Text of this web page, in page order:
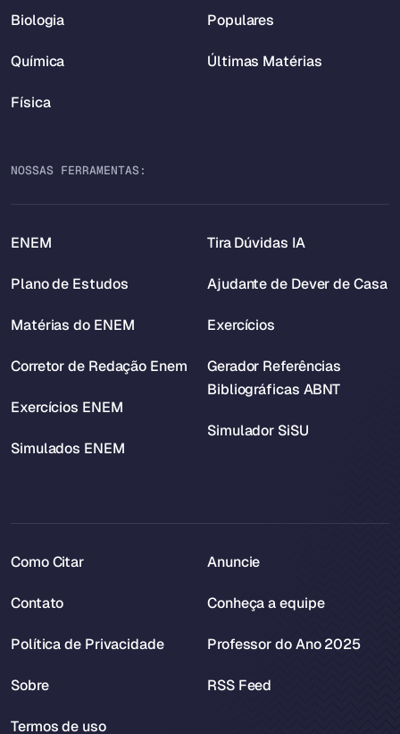
Biologia
Química
Física
Populares
Últimas Matérias
NOSSAS FERRAMENTAS:
ENEM
Plano de Estudos
Matérias do ENEM
Corretor de Redação Enem
Exercícios ENEM
Simulados ENEM
Tira Dúvidas IA
Ajudante de Dever de Casa
Exercícios
Gerador Referências
Bibliográficas ABNT
Simulador SiSU
Como Citar
Contato
Política de Privacidade
Sobre
Termos de uso
Anuncie
Conheça a equipe
Professor do Ano 2025
RSS Feed